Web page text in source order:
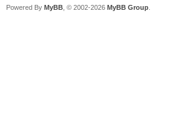
Powered By MyBB , © 2002-2026 MyBB Group